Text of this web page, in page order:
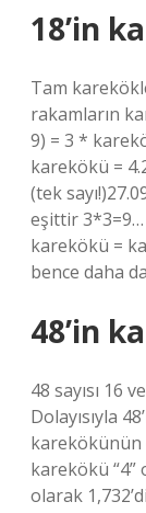
18’in
Tam
rakamların
9) = 3 *
karekökü =
(tek
eşittir 3*3=9…
karekökü =
bence daha
48’in
48 sayısı 16
Dolayısıyla
karekökünün
karekökü “4”
olarak